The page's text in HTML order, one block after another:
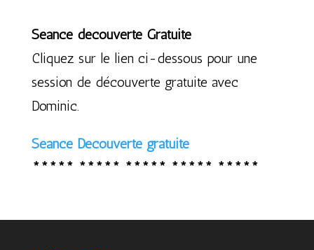
Séance découverte Gratuite
Cliquez sur le lien ci-dessous pour une
session de découverte gratuite avec
Dominic.
Séance Découverte gratuite
***** ***** ***** ***** *****